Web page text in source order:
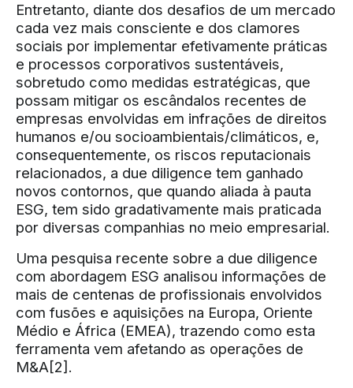
Entretanto, diante dos desafios de um mercado
cada vez mais consciente e dos clamores
sociais por implementar efetivamente práticas
e processos corporativos sustentáveis,
sobretudo como medidas estratégicas, que
possam mitigar os escândalos recentes de
empresas envolvidas em infrações de direitos
humanos e/ou socioambientais/climáticos, e,
consequentemente, os riscos reputacionais
relacionados, a due diligence tem ganhado
novos contornos, que quando aliada à pauta
ESG, tem sido gradativamente mais praticada
por diversas companhias no meio empresarial.
Uma pesquisa recente sobre a due diligence
com abordagem ESG analisou informações de
mais de centenas de profissionais envolvidos
com fusões e aquisições na Europa, Oriente
Médio e África (EMEA), trazendo como esta
ferramenta vem afetando as operações de
M&A[2] .